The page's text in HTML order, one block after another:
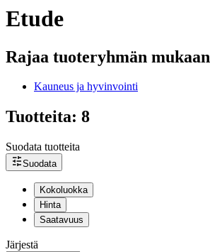
Etude
Rajaa tuoteryhmän mukaan
Kauneus ja hyvinvointi
Tuotteita: 8
Suodata tuotteita
Suodata
Kokoluokka
Hinta
Saatavuus
Järjestä